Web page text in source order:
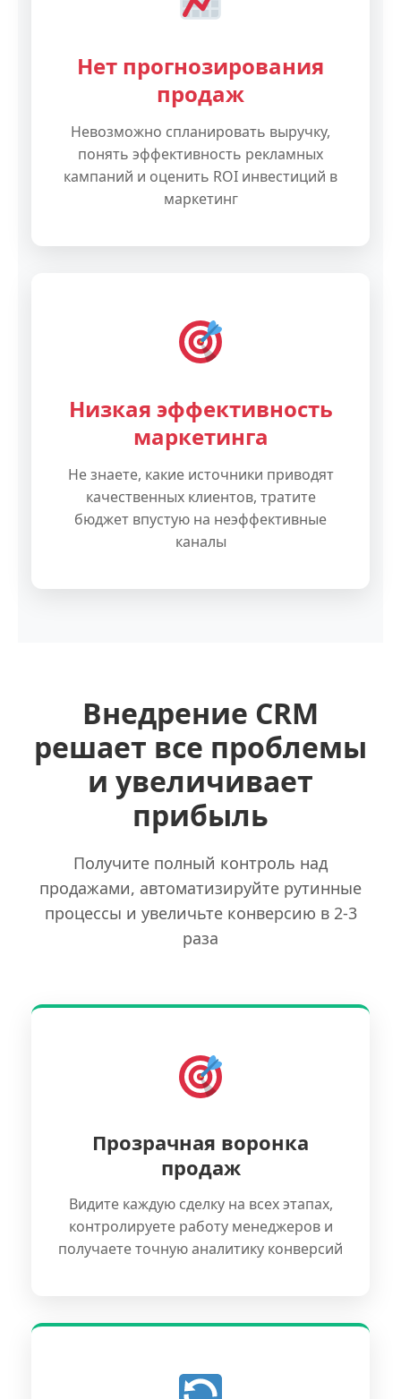
Нет прогнозирования
продаж
Невозможно спланировать выручку,
понять эффективность рекламных
кампаний и оценить ROI инвестиций в
маркетинг
Низкая эффективность
маркетинга
Не знаете, какие источники приводят
качественных клиентов, тратите
бюджет впустую на неэффективные
каналы
Внедрение CRM
решает все проблемы
и увеличивает
прибыль
Получите полный контроль над
продажами, автоматизируйте рутинные
процессы и увеличьте конверсию в 2-3
раза
Прозрачная воронка
продаж
Видите каждую сделку на всех этапах,
контролируете работу менеджеров и
получаете точную аналитику конверсий